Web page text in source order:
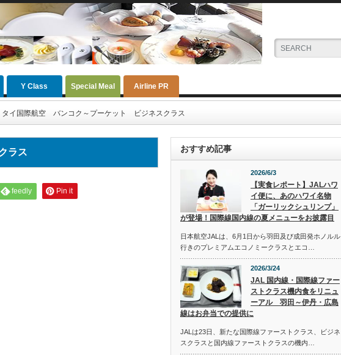
Y Class Special Meal Airline PR
タイ国際航空 バンコク～プーケット ビジネスクラス
ラス
feedly Pin it
おすすめ記事
2026/6/3
【実食レポート】JALハワ
イ便に、あのハワイ名物
「ガーリックシュリンプ」
が登場！国際線国内線の夏メニューをお披露目
日本航空JALは、6月1日から羽田及び成田発ホノルル
行きのプレミアムエコノミークラスとエコ…
2026/3/24
JAL 国内線・国際線ファー
ストクラス機内食をリニュ
ーアル 羽田～伊丹・広島
線はお弁当での提供に
JALは23日、新たな国際線ファーストクラス、ビジネ
スクラスと国内線ファーストクラスの機内…